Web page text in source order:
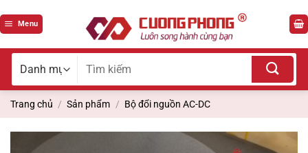
qua
Menu
Tìm
Trang chủ / Sản phẩm / Bộ đổi nguồn AC-DC